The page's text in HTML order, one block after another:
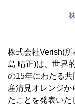
株式会社Verish(
島 晴正)は、世界
の15年にわたる
産清見オレンジか
たことを発表いた